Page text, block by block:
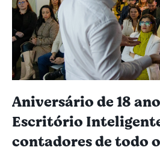
Aniversário de 18
Escritório
contadores de todo